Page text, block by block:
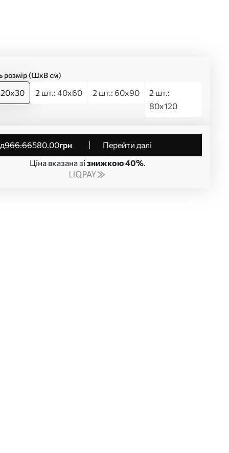
розмір (ШхВ см)
2 шт.: 40x60 2 шт.: 60x90
2 шт.:
80x120
966.66580.00грн
Перейти далі
Ціна вказана зі знижкою 40%.